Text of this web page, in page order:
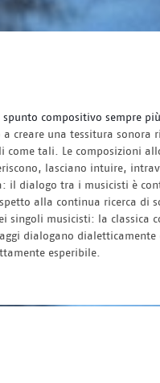
compositivo sempre
creare una tessitura sonora
tali. Le composizioni
lasciano intuire,
il dialogo tra i musicisti è
alla continua ricerca di
singoli musicisti: la classica
dialogano dialetticamente
esperibile.